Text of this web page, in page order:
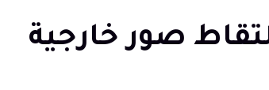
صور خارجية